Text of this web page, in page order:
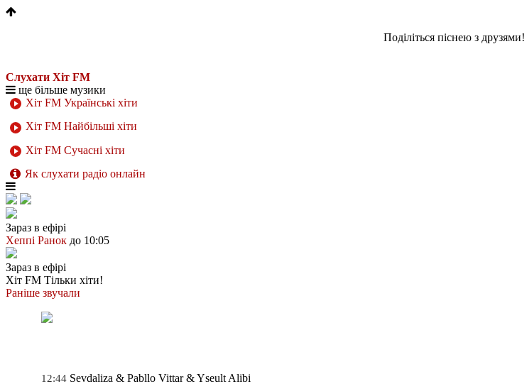
Поділіться піснею з друзями!
Слухати Хіт FM
ще більше музики
Хіт FM Українські хіти
Хіт FM Найбільші хіти
Хіт FM Сучасні хіти
Як слухати радіо онлайн
Зараз в ефірі
Хеппі Ранок до 10:05
Зараз в ефірі
Хіт FM Тільки хіти!
Раніше звучали
12:44 Sevdaliza & Pabllo Vittar & Yseult Alibi